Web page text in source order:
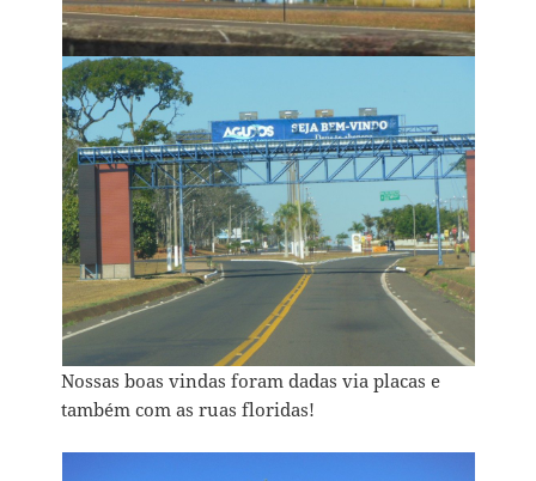
Nossas boas vindas foram dadas via placas e
também com as ruas floridas!